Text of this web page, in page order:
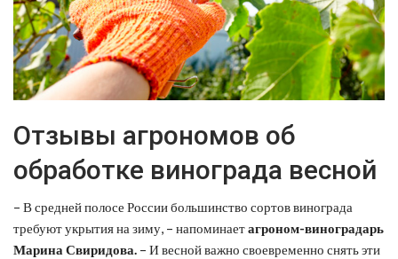
Отзывы агрономов об
обработке винограда весной
– В средней полосе России большинство сортов винограда
требуют укрытия на зиму, – напоминаетагроном-виноградарь
Марина Свиридова. – И весной важно своевременно снять эти